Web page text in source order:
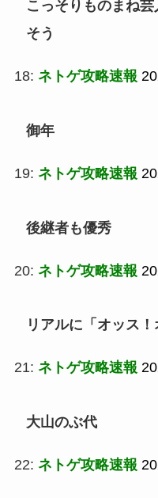
こっそりものまね
そう
18: ネトゲ攻略速報
御年
19: ネトゲ攻略速報
後継者も優秀
20: ネトゲ攻略速報
リアルに「オッス
21: ネトゲ攻略速報
大山のぶ代
22: ネトゲ攻略速報